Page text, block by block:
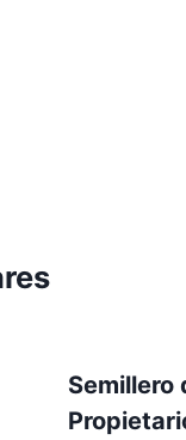
Semillero